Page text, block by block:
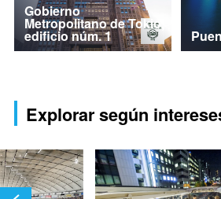
Gobierno
Metropolitano de Tokio,
edificio núm. 1
Explorar según